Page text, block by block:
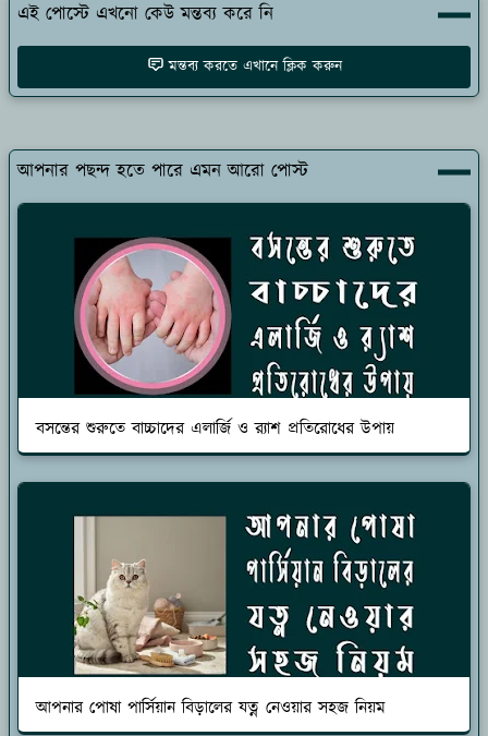
এই পোস্টে এখনো কেউ মন্তব্য করে নি
মন্তব্য করতে এখানে ক্লিক করুন
আপনার পছন্দ হতে পারে এমন আরো পোস্ট
বসন্তের শুরুতে বাচ্চাদের এলার্জি ও র‍্যাশ প্রতিরোধের উপায়
আপনার পোষা পার্সিয়ান বিড়ালের যত্ন নেওয়ার সহজ নিয়ম